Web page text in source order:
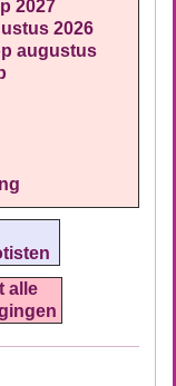
2027
2026
augustus
alle